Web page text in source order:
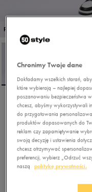
PROMO: DO -30%
NIKE SPODNIE W
PHNX FLC MR STD
PNT
5.0(1)
161,49 zł z Vat
Chronimy Twoje dane
Dokładamy wszelkich starań,
które wybierają – najlepiej
poszanowaniu bezpieczeństwa
chcesz, abyśmy wykorzystywali
do przygotowania
produktów dopasowanych do
reklam czy zapamiętywanie
swoją decyzję i ustawienia
chcesz otrzymywać
preferencji, wybierz „Odrzuć
naszą
politykę prywatności.